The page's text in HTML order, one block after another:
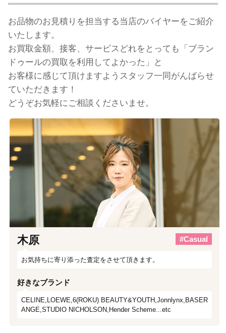
お品物のお見積りを担当する当店のバイヤーをご紹介
いたします。
お買取金額、接客、サービスどれをとっても「ブラン
ドゥールの買取を利用してよかった」と
お客様に感じて頂けますようスタッフ一同がんばらせ
ていただきます！
どうぞお気軽にご相談くださいませ。
木原 #Casual
お気持ちに寄り添った査定をさせて頂きます。
好きなブランド
CELINE,LOEWE,6(ROKU) BEAUTY&YOUTH,Jonnlynx,BASER
ANGE,STUDIO NICHOLSON,Hender Scheme...etc